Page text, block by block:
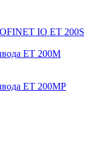
IO ET 200S
ET 200M
ET 200MP